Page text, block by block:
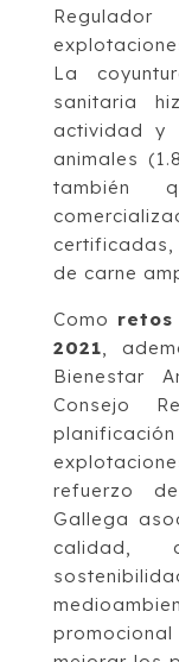
La
sanitaria
actividad y
animales
también
certificadas,
de carne
Como
2021,
Bienestar
Consejo
refuerzo
Gallega
calidad,